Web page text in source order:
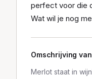
perfect voor die
Wat wil je nog
Omschrijving
Merlot staat in